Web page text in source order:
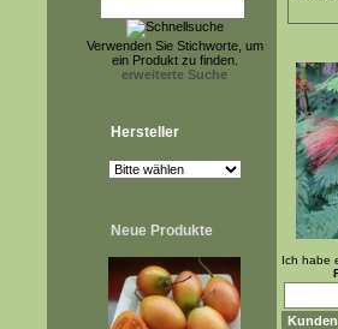
Verwenden Sie Stichworte, um
ein Produkt zu finden.
erweiterte Suche
Hersteller
Neue Produkte
Ich habe